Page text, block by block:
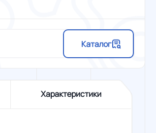
Каталог
Характеристики